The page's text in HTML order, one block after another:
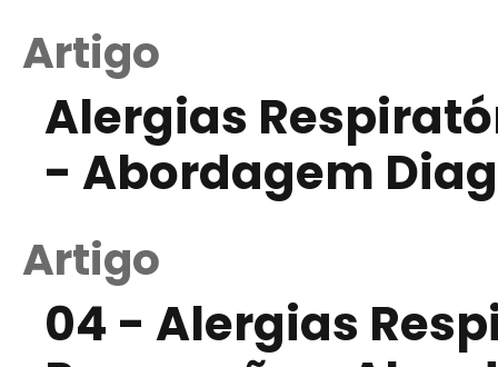
Artigo
Alergias
- Abordagem
Artigo
04 - Alergias